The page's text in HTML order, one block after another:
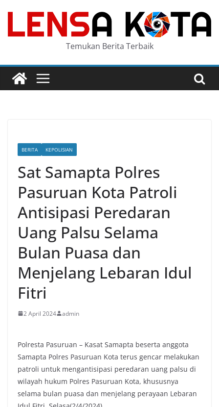
content
Temukan Berita Terbaik
BERITA KEPOLISIAN
Sat Samapta Polres
Pasuruan Kota Patroli
Antisipasi Peredaran
Uang Palsu Selama
Bulan Puasa dan
Menjelang Lebaran Idul
Fitri
2 April 2024 admin
Polresta Pasuruan – Kasat Samapta beserta anggota
Samapta Polres Pasuruan Kota terus gencar melakukan
patroli untuk mengantisipasi peredaran uang palsu di
wilayah hukum Polres Pasuruan Kota, khususnya
selama bulan puasa dan menjelang perayaan Lebaran